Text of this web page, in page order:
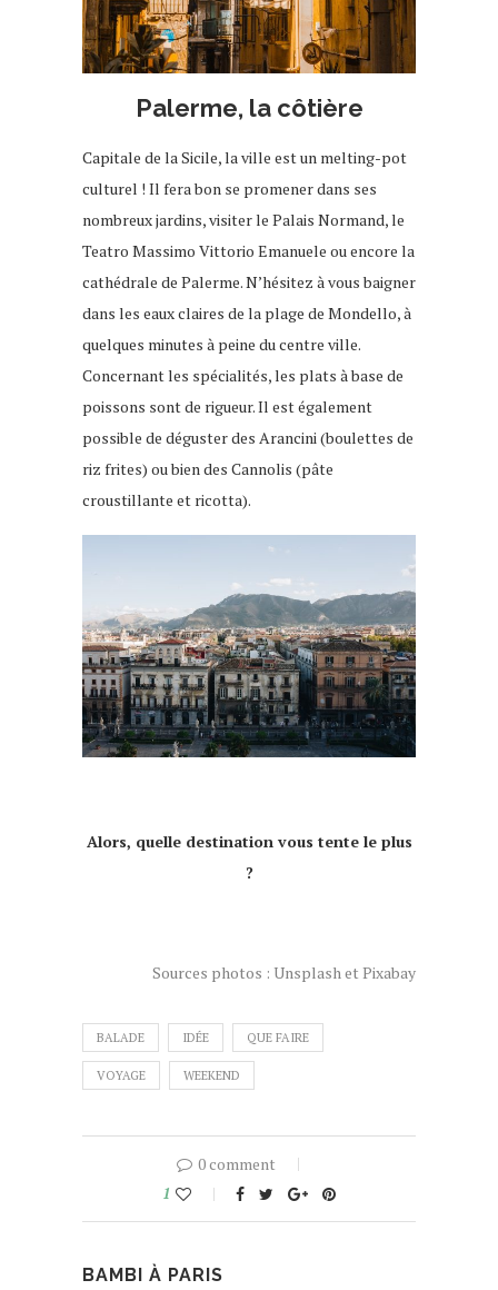
Palerme, la côtière
Capitale de la Sicile, la ville est un melting-pot
culturel ! Il fera bon se promener dans ses
nombreux jardins, visiter le Palais Normand, le
Teatro Massimo Vittorio Emanuele ou encore la
cathédrale de Palerme. N’hésitez à vous baigner
dans les eaux claires de la plage de Mondello, à
quelques minutes à peine du centre ville.
Concernant les spécialités, les plats à base de
poissons sont de rigueur. Il est également
possible de déguster des Arancini (boulettes de
riz frites) ou bien des Cannolis (pâte
croustillante et ricotta).
Alors, quelle destination vous tente le plus
?
Sources photos : Unsplash et Pixabay
BALADE IDÉE QUE FAIRE
VOYAGE WEEKEND
0 comment
1
BAMBI À PARIS